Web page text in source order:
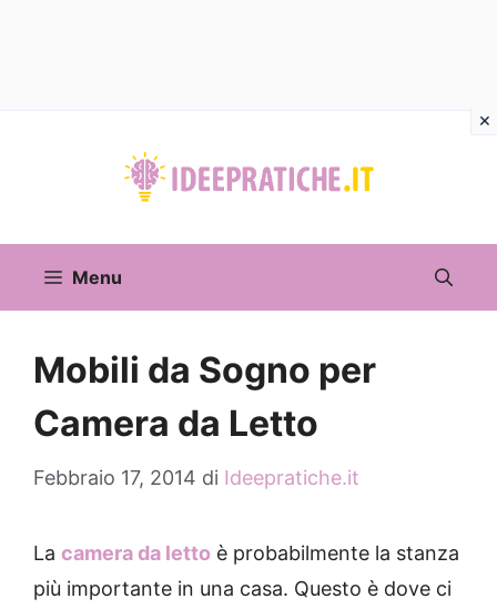
Menu
Mobili da Sogno per
Camera da Letto
Febbraio 17, 2014 di Ideepratiche.it
La camera da letto è probabilmente la stanza
più importante in una casa. Questo è dove ci